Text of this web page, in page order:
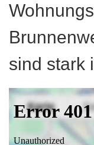
sind stark